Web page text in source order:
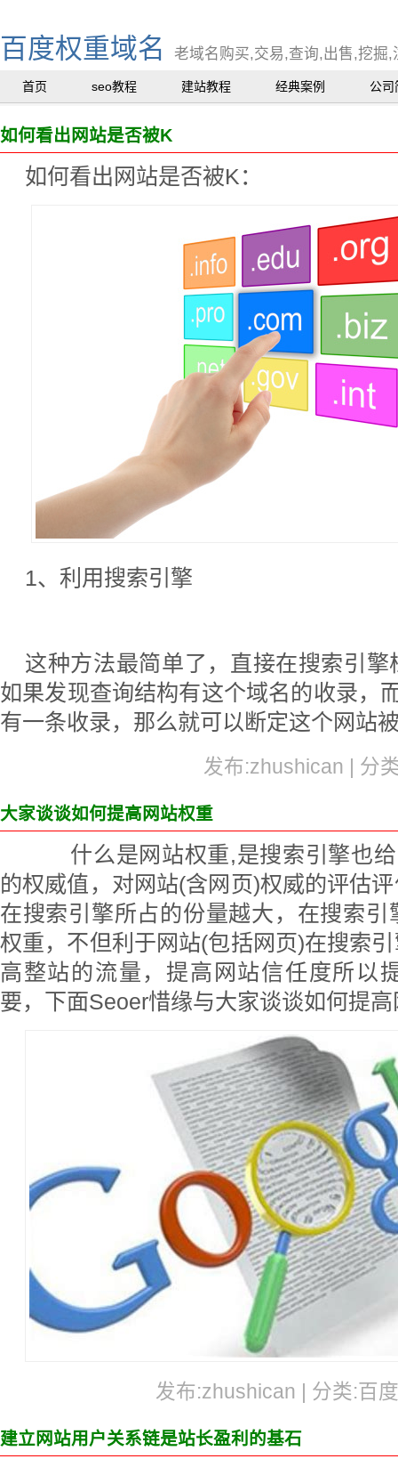
百度权重域名 老域名购买,交易,查询,出售,挖掘
首页 seo教程 建站教程 经典案例 公司
如何看出网站是否被K
如何看出网站是否被K：
1、利用搜索引擎
这种方法最简单了，直接在搜索引
如果发现查询结构有这个域名的收录，
有一条收录，那么就可以断定这个网站
发布:zhushican | 分
大家谈谈如何提高网站权重
什么是网站权重,是搜索引擎也给
的权威值，对网站(含网页)权威的评估
在搜索引擎所占的份量越大，在搜索
权重，不但利于网站(包括网页)在搜索
高整站的流量，提高网站信任度所以
要，下面Seoer惜缘与大家谈谈如何提
发布:zhushican | 分类:百
建立网站用户关系链是站长盈利的基石